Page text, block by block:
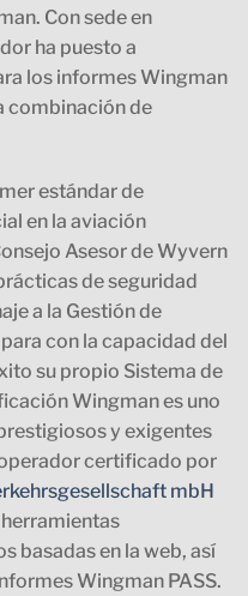
Con sede en
ha puesto a
los informes Wingman
combinación de
estándar de
en la aviación
Asesor de Wyvern
de seguridad
a la Gestión de
con la capacidad del
su propio Sistema de
Wingman es uno
y exigentes
certificado por
mbH
basadas en la web, así
Wingman PASS.